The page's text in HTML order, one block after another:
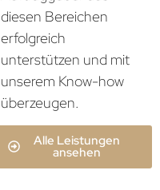
diesen Bereichen
erfolgreich
unterstützen und mit
unserem Know-how
überzeugen.
Alle Leistungen
ansehen